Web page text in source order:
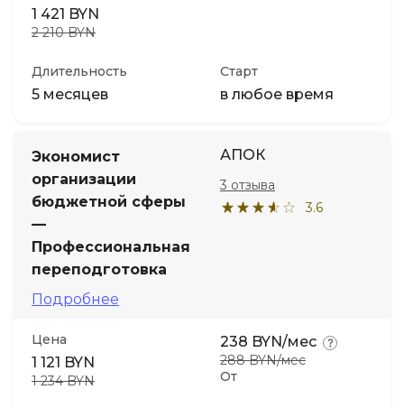
1 421 BYN
2 210 BYN
Длительность
5 месяцев
Старт
в любое время
Экономист
организации
бюджетной сферы
—
Профессиональная
переподготовка
Подробнее
АПОК
3.6
3 отзыва
Цена
1 121 BYN
1 234 BYN От
238 BYN/мес
288 BYN/мес